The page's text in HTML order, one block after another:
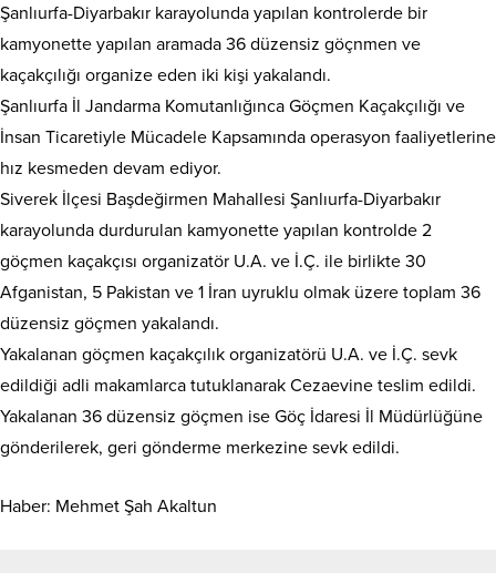
Şanlıurfa-Diyarbakır karayolunda yapılan kontrolerde bir
kamyonette yapılan aramada 36 düzensiz göçnmen ve
kaçakçılığı organize eden iki kişi yakalandı.
Şanlıurfa İl Jandarma Komutanlığınca Göçmen Kaçakçılığı ve
İnsan Ticaretiyle Mücadele Kapsamında operasyon faaliyetlerine
hız kesmeden devam ediyor.
Siverek İlçesi Başdeğirmen Mahallesi Şanlıurfa-Diyarbakır
karayolunda durdurulan kamyonette yapılan kontrolde 2
göçmen kaçakçısı organizatör U.A. ve İ.Ç. ile birlikte 30
Afganistan, 5 Pakistan ve 1 İran uyruklu olmak üzere toplam 36
düzensiz göçmen yakalandı.
Yakalanan göçmen kaçakçılık organizatörü U.A. ve İ.Ç. sevk
edildiği adli makamlarca tutuklanarak Cezaevine teslim edildi.
Yakalanan 36 düzensiz göçmen ise Göç İdaresi İl Müdürlüğüne
gönderilerek, geri gönderme merkezine sevk edildi.
Haber: Mehmet Şah Akaltun